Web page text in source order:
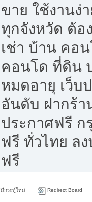
ขาย ใช้งานง่
ทุกจังหวัด ต้อ
เช่า บ้าน คอ
คอนโด ที่ดิน
หมดอายุ เว็บ
อันดับ ฝากร้า
ประกาศฟรี ก
ฟรี ทั่วไทย ล
ฟรี
กระทู้ใหม่ Redirect Board